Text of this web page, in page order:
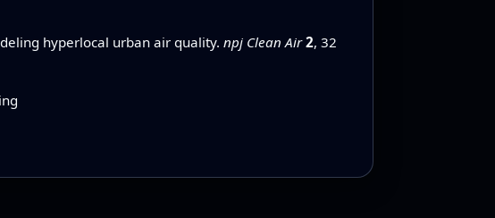
hyperlocal urban air quality. npj Clean Air 2, 32